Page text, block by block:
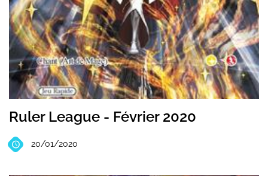
Ruler League - Février 2020
20/01/2020